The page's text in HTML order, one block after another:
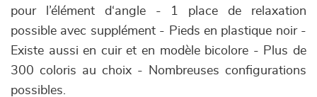
pour l’élément d‘angle - 1 place de relaxation
possible avec supplément - Pieds en plastique noir -
Existe aussi en cuir et en modèle bicolore - Plus de
300 coloris au choix - Nombreuses configurations
possibles.